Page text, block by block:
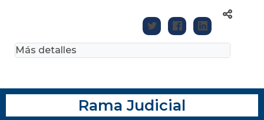
Más detalles
Rama Judicial